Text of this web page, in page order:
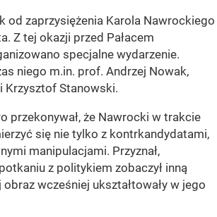
od zaprzysiężenia Karola Nawrockiego
Z tej okazji przed Pałacem
specjalne wydarzenie.
niego m.in. prof. Andrzej Nowak,
Krzysztof Stanowski.
przekonywał, że Nawrocki w trakcie
się nie tylko z kontrkandydatami,
manipulacjami. Przyznał,
z politykiem zobaczył inną
wcześniej ukształtowały w jego